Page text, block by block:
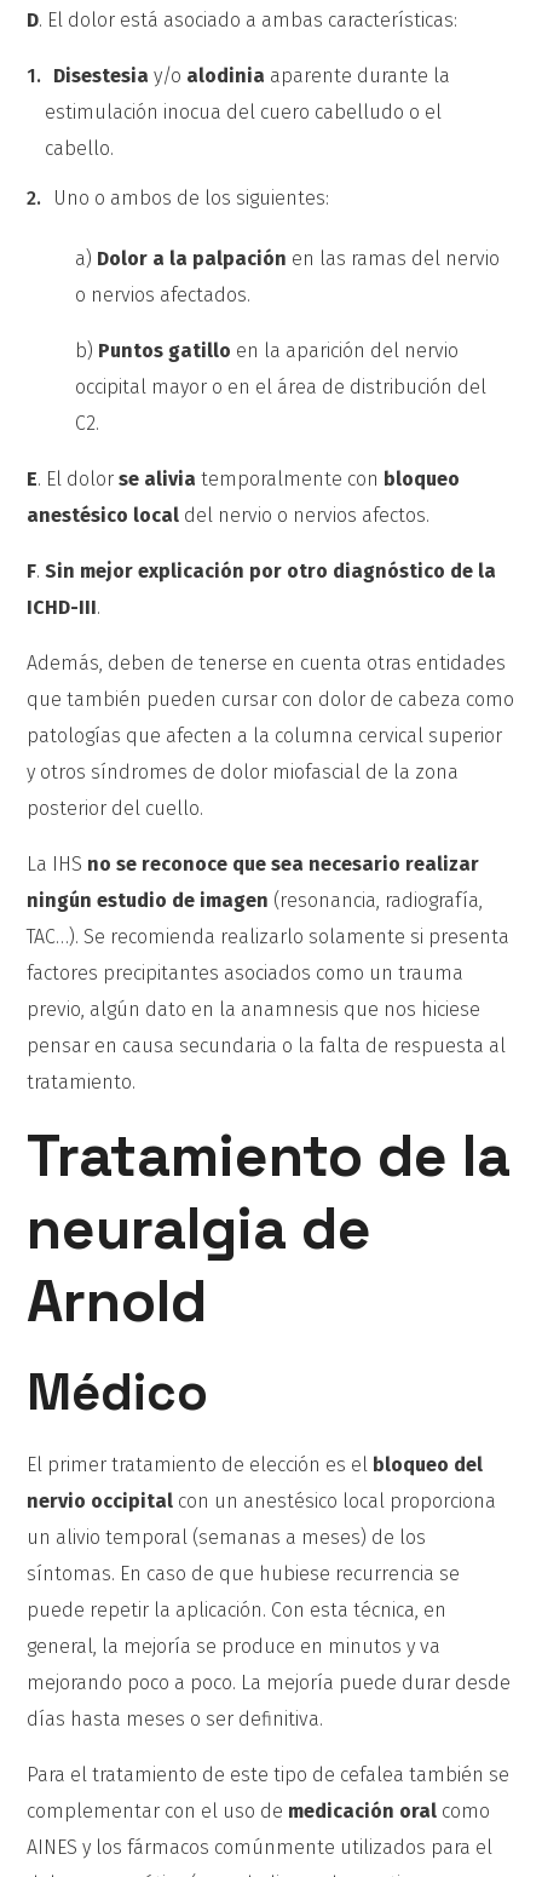
D. El dolor está asociado a ambas características:
Disestesia y/o alodinia aparente durante la
estimulación inocua del cuero cabelludo o el
cabello.
Uno o ambos de los siguientes:
a) Dolor a la palpación en las ramas del nervio
o nervios afectados.
b) Puntos gatillo en la aparición del nervio
occipital mayor o en el área de distribución del
C2.
E. El dolorse alivia temporalmente con bloqueo
anestésico local del nervio o nervios afectos.
F.Sin mejor explicación por otro diagnóstico de la
ICHD-III.
Además, deben de tenerse en cuenta otras entidades
que también pueden cursar con dolor de cabeza como
patologías que afecten a la columna cervical superior
y otros síndromes de dolor miofascial de la zona
posterior del cuello.
La IHS no se reconoce que sea necesario realizar
ningún estudio de imagen (resonancia, radiografía,
TAC…). Se recomienda realizarlo solamente si presenta
factores precipitantes asociados como un trauma
previo, algún dato en la anamnesis que nos hiciese
pensar en causa secundaria o la falta de respuesta al
tratamiento.
Tratamiento de la
neuralgia de
Arnold
Médico
El primer tratamiento de elección es el bloqueo del
nervio occipital con un anestésico local proporciona
un alivio temporal (semanas a meses) de los
síntomas. En caso de que hubiese recurrencia se
puede repetir la aplicación. Con esta técnica, en
general, la mejoría se produce en minutos y va
mejorando poco a poco. La mejoría puede durar desde
días hasta meses o ser definitiva.
Para el tratamiento de este tipo de cefalea también se
complementar con el uso de medicación oral como
AINES y los fármacos comúnmente utilizados para el